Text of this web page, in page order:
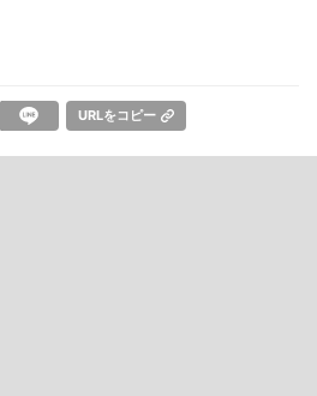
URLをコピー